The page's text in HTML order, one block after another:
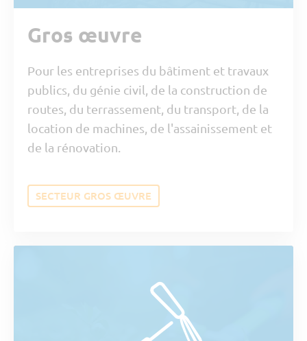
Gros œuvre
Pour les entreprises du bâtiment et travaux
publics, du génie civil, de la construction de
routes, du terrassement, du transport, de la
location de machines, de l'assainissement et
de la rénovation.
SECTEUR GROS ŒUVRE